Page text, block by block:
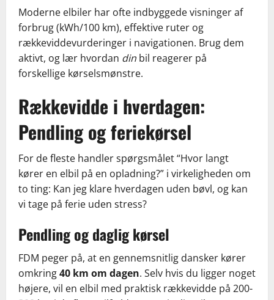
Moderne elbiler har ofte indbyggede visninger af
forbrug (kWh/100 km), effektive ruter og
rækkeviddevurderinger i navigationen. Brug dem
aktivt, og lær hvordan din bil reagerer på
forskellige kørselsmønstre.
Rækkevidde i hverdagen:
Pendling og feriekørsel
For de fleste handler spørgsmålet “Hvor langt
kører en elbil på en opladning?” i virkeligheden om
to ting: Kan jeg klare hverdagen uden bøvl, og kan
vi tage på ferie uden stress?
Pendling og daglig kørsel
FDM peger på, at en gennemsnitlig dansker kører
omkring40 km om dagen. Selv hvis du ligger noget
højere, vil en elbil med praktisk rækkevidde på 200-